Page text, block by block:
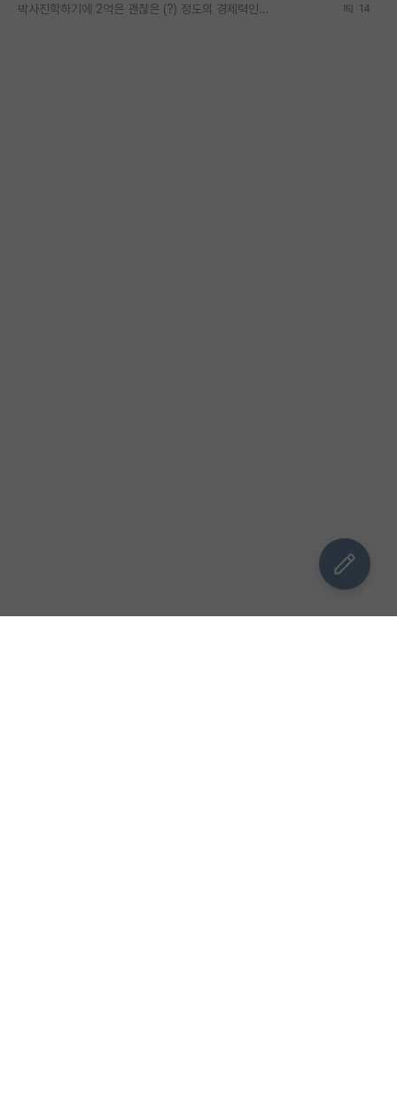
박사진학하기에 2억은 괜찮은 (?) 정도의 경제력인가요 14